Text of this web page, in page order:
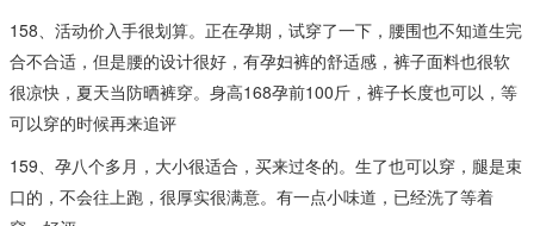
158、活动价入手很划算。正在孕期，试穿了一下，腰围也不知道生完
合不合适，但是腰的设计很好，有孕妇裤的舒适感，裤子面料也很软
很凉快，夏天当防晒裤穿。身高168孕前100斤，裤子长度也可以，等
可以穿的时候再来追评
159、孕八个多月，大小很适合，买来过冬的。生了也可以穿，腿是束
口的，不会往上跑，很厚实很满意。有一点小味道，已经洗了等着